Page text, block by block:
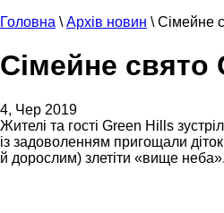
Головна \ Архів новин \ Cімейне
Cімейне свято
4, Чер 2019
Жителі та гості Green Hills
із задоволенням пригощали
й дорослим) злетіти «вище